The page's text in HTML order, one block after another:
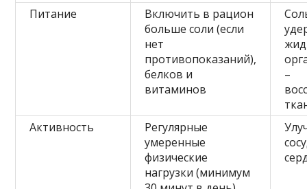
Питание
Включить в рацион
больше соли (если
нет
противопоказаний),
белков и
витаминов
–
Активность
Регулярные
умеренные
физические
нагрузки (минимум